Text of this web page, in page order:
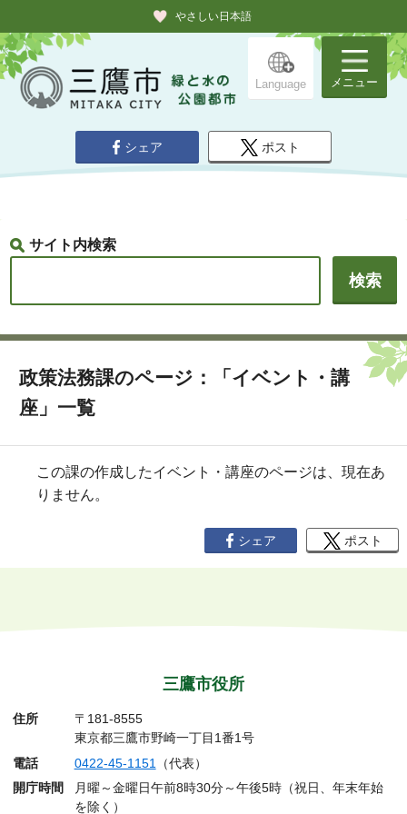
やさしい日本語
Language メニュー
シェア ポスト
サイト内検索
政策法務課のページ：「イベント・講
座」一覧
この課の作成したイベント・講座のページは、現在あ
りません。
シェア ポスト
三鷹市役所
住所
〒181-8555
東京都三鷹市野崎一丁目1番1号
電話
0422-45-1151
（代表）
開庁時間
月曜～金曜日午前8時30分～午後5時（祝日、年末年始
を除く）